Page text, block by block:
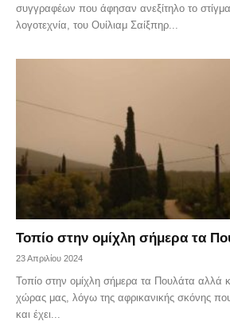
συγγραφέων που άφησαν ανεξίτηλο το
λογοτεχνία, του Ουίλιαμ Σαίξπηρ...
Τοπίο στην ομίχλη σήμερα τα
23 Απριλίου 2024
Τοπίο στην ομίχλη σήμερα τα Πουλάτα αλλά
χώρας μας, λόγω της αφρικανικής σκόνης
και έχει...